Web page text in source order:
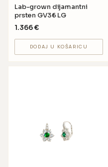
Lab-grown dijamantni
prsten GV36 LG
1.366€
DODAJ U KOŠARICU